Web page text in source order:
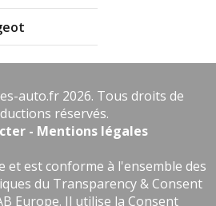
auto.fr 2026. Tous droits de
réservés.
- Mentions légales
et est conforme à l'ensemble des
du Transparency & Consent
Europe. Il utilise la Consent